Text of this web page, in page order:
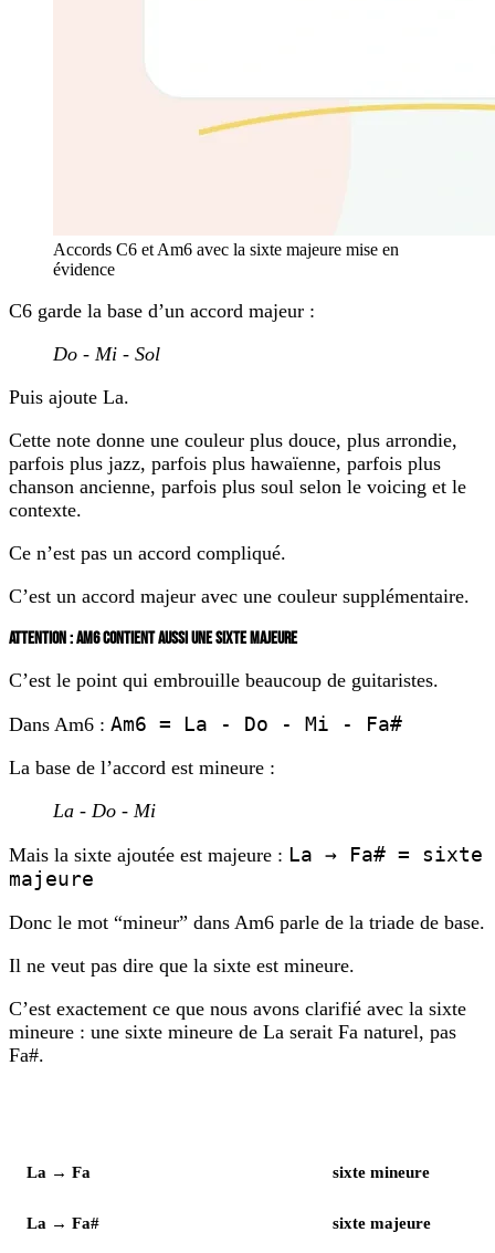
Accords C6 et Am6 avec la sixte majeure mise en
évidence
C6 garde la base d’un accord majeur :
Do - Mi - Sol
Puis ajoute La.
Cette note donne une couleur plus douce, plus arrondie,
parfois plus jazz, parfois plus hawaïenne, parfois plus
chanson ancienne, parfois plus soul selon le voicing et le
contexte.
Ce n’est pas un accord compliqué.
C’est un accord majeur avec une couleur supplémentaire.
ATTENTION : AM6 CONTIENT AUSSI UNE SIXTE MAJEURE
C’est le point qui embrouille beaucoup de guitaristes.
Dans Am6 : Am6 = La - Do - Mi - Fa#
La base de l’accord est mineure :
La - Do - Mi
Mais la sixte ajoutée est majeure : La → Fa# = sixte
majeure
Donc le mot “mineur” dans Am6 parle de la triade de base.
Il ne veut pas dire que la sixte est mineure.
C’est exactement ce que nous avons clarifié avec la sixte
mineure : une sixte mineure de La serait Fa naturel, pas
Fa#.
La → Fa sixte mineure
La → Fa# sixte majeure